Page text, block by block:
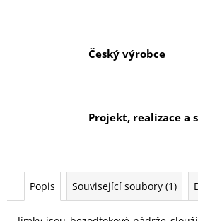
Český výrobce
Projekt, realizace a
Popis Související soubory (1)